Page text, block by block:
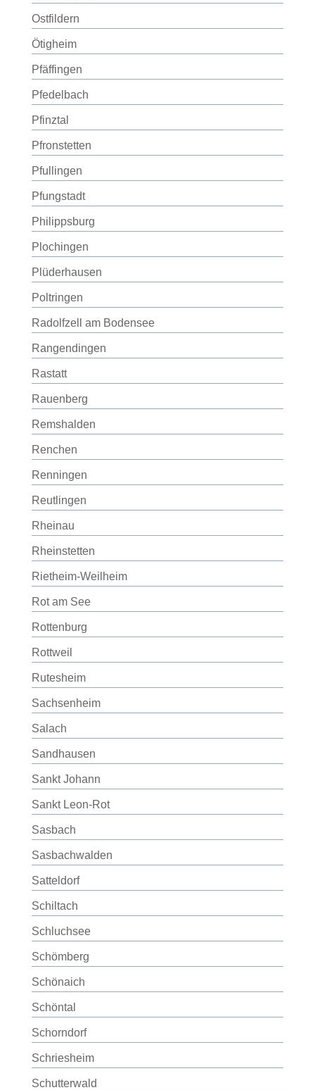
Ostfildern
Ötigheim
Pfäffingen
Pfedelbach
Pfinztal
Pfronstetten
Pfullingen
Pfungstadt
Philippsburg
Plochingen
Plüderhausen
Poltringen
Radolfzell am Bodensee
Rangendingen
Rastatt
Rauenberg
Remshalden
Renchen
Renningen
Reutlingen
Rheinau
Rheinstetten
Rietheim-Weilheim
Rot am See
Rottenburg
Rottweil
Rutesheim
Sachsenheim
Salach
Sandhausen
Sankt Johann
Sankt Leon-Rot
Sasbach
Sasbachwalden
Satteldorf
Schiltach
Schluchsee
Schömberg
Schönaich
Schöntal
Schorndorf
Schriesheim
Schutterwald